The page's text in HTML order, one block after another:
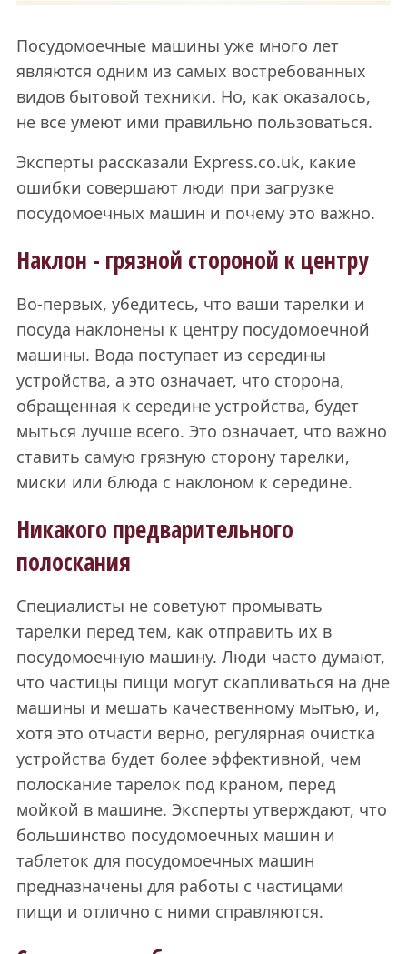
Посудомоечные машины уже много лет
являются одним из самых востребованных
видов бытовой техники. Но, как оказалось,
не все умеют ими правильно пользоваться.
Эксперты рассказали Еxpress.co.uk, какие
ошибки совершают люди при загрузке
посудомоечных машин и почему это важно.
Наклон - грязной стороной к центру
Во-первых, убедитесь, что ваши тарелки и
посуда наклонены к центру посудомоечной
машины. Вода поступает из середины
устройства, а это означает, что сторона,
обращенная к середине устройства, будет
мыться лучше всего. Это означает, что важно
ставить самую грязную сторону тарелки,
миски или блюда с наклоном к середине.
Никакого предварительного
полоскания
Специалисты не советуют промывать
тарелки перед тем, как отправить их в
посудомоечную машину. Люди часто думают,
что частицы пищи могут скапливаться на дне
машины и мешать качественному мытью, и,
хотя это отчасти верно, регулярная очистка
устройства будет более эффективной, чем
полоскание тарелок под краном, перед
мойкой в машине. Эксперты утверждают, что
большинство посудомоечных машин и
таблеток для посудомоечных машин
предназначены для работы с частицами
пищи и отлично с ними справляются.